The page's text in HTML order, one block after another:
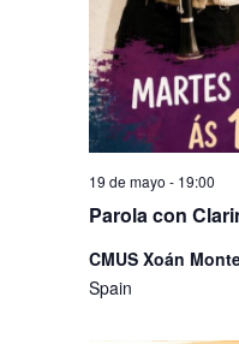
Parola con
19 de mayo - 19:00
CMUS Xoán
Spain